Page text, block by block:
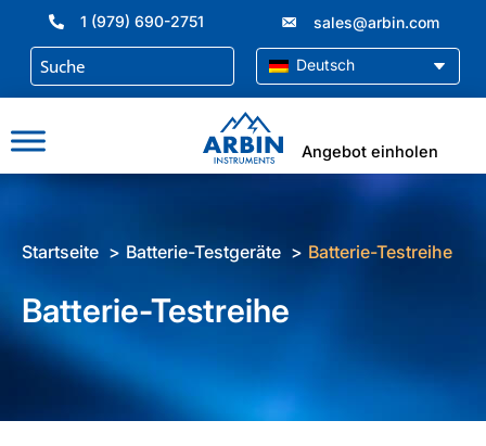
springen
1 (979) 690-2751 sales@arbin.com
Deutsch
Angebot einholen
Startseite Batterie-Testgeräte Batterie-Testreihe
Batterie-Testreihe